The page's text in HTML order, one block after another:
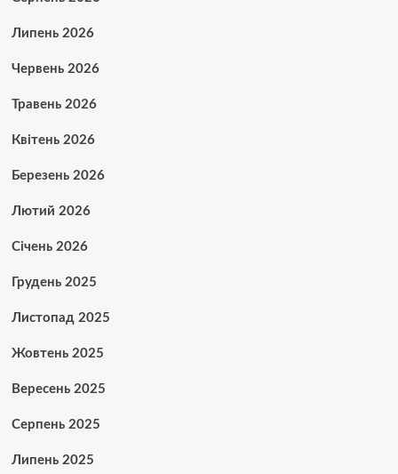
Липень 2026
Червень 2026
Травень 2026
Квітень 2026
Березень 2026
Лютий 2026
Січень 2026
Грудень 2025
Листопад 2025
Жовтень 2025
Вересень 2025
Серпень 2025
Липень 2025